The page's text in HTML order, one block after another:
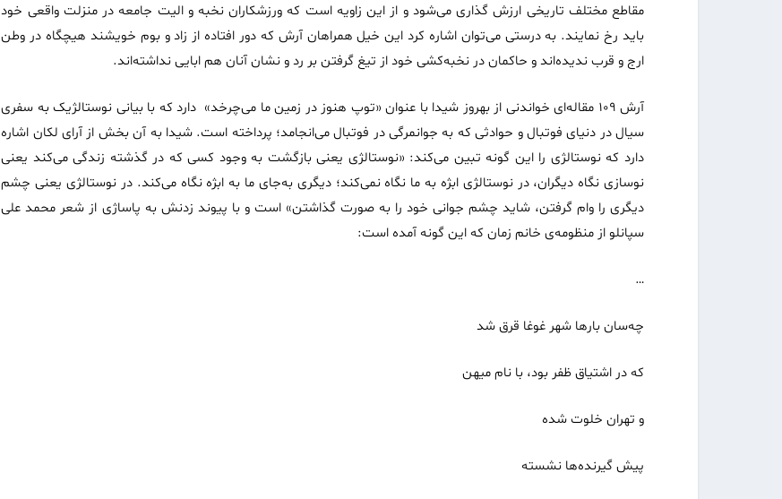
مقاطع مختلف تاریخی ارزش گذاری می‌شود و از این زاویه است که ورزشکاران نخبه و الیت جامعه در منزلت واقعی خود
باید رخ نمایند. به درستی می‌توان اشاره کرد این خیل همراهان آرش که دور افتاده از زاد و بوم خویشند هیچگاه در وطن
ارج و قرب ندیده‌اند و حاکمان در نخبه‌کشی خود از تیغ گرفتن بر رد و نشان آنان هم ابایی نداشته‌اند.
آرش ۱۰۹ مقاله‌ای خواندنی از بهروز شیدا با عنوان «توپ هنوز در زمین ما می‌چرخد» دارد که با بیانی نوستالژیک به سفری
سیال در دنیای فوتبال و حوادثی که به جوانمرگی در فوتبال می‌انجامد؛ پرداخته است. شیدا به آن بخش از آرای لکان اشاره
دارد که نوستالژی را این گونه تبین می‌کند: «نوستالژی یعنی بازگشت به وجود کسی که در گذشته زندگی می‌کند یعنی
نوسازی نگاه دیگران، در نوستالژی ابژه به ما نگاه نمی‌کند؛ دیگری به‌جای ما به ابژه نگاه می‌کند. در نوستالژی یعنی چشم
دیگری را وام گرفتن، شاید چشم جوانی خود را به صورت گذاشتن» است و با پیوند زدنش به پاساژی از شعر محمد علی
سپانلو از منظومه‌ی خانم زمان که این گونه آمده است:
…
چه‌سان بارها شهر غوغا قرق شد
که در اشتیاق ظفر بود، با نام میهن
و تهران خلوت شده
پیش گیرنده‌ها نشسته